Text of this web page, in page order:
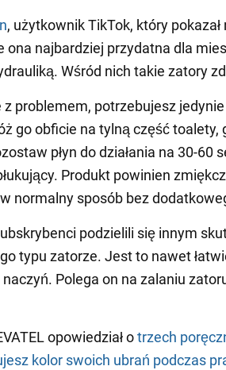
, użytkownik TikTok, który
ona najbardziej przydatna dla
Wśród nich takie zatory
problemem, potrzebujesz jedynie
go obficie na tylną część
płyn do działania na 30-60
Produkt powinien
normalny sposób bez
podzielili się innym
typu zatorze. Jest to nawet
naczyń. Polega on na zalaniu
opowiedział otrzech
kolor swoich ubrań podczas